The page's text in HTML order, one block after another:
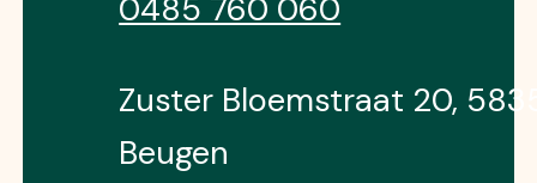
0485 760 060
Zuster Bloemstraat 20,
Beugen